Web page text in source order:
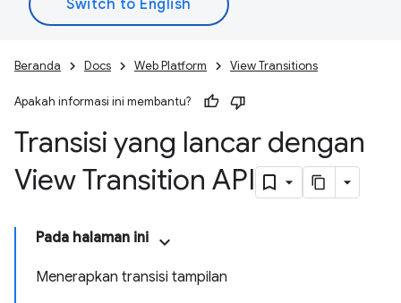
Beranda Docs Web Platform View Transitions
Apakah informasi ini membantu?
Transisi yang lancar dengan
View Transition API
Pada halaman ini
Menerapkan transisi tampilan